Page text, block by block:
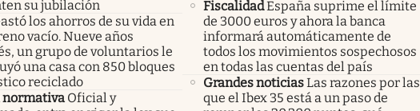
su jubilación
los ahorros de su vida en
vacío. Nueve años
un grupo de voluntarios le
una casa con 850 bloques
reciclado
normativa Oficial y
FiscalidadEspaña suprime el límite
de 3000 euros y ahora la banca
informará automáticamente de
todos los movimientos sospechosos
en todas las cuentas del país
Grandes noticiasLas razones por las
que el Ibex 35 está a un paso de